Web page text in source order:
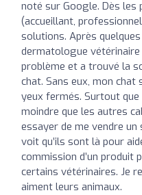
noté sur Google. Dès les
(accueillant,
solutions. Après
dermatologue vétérinaire
problème et a trouvé la
chat. Sans eux, mon
yeux fermés. Surtout
moindre que les autres
essayer de me vendre un
voit qu’ils sont là pour
commission d’un produit
certains vétérinaires. Je
aiment leurs animaux.